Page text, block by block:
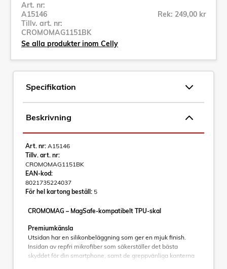
Art. nr:
A15146
Tillv. art. nr:
CROMOMAG1151BK
Rek: 249,00 kr
Se alla produkter inom Celly
Specifikation
Beskrivning
Art. nr: A15146
Tillv. art. nr:
CROMOMAG1151BK
EAN-kod:
8021735224037
För hel kartong beställ: 5
CROMOMAG – MagSafe-kompatibelt TPU-skal
Premiumkänsla
Utsidan har en silikonbeläggning som ger en mjuk finish.
Insidan av repfri mikrofiber som säkerställer det bästa
skyddet för din smartphone, samt de greppvänliga kanterna